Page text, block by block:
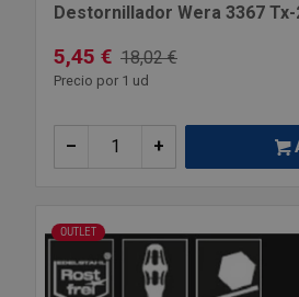
Destornillador Wera 3367 Tx-
5,45 € 18,02 €
Precio por 1 ud
+
–
OUTLET